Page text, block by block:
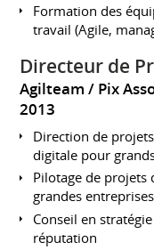
Formation des
travail (Agile,
Directeur de
Agilteam / Pix
2013
Direction de
digitale pour
Pilotage de
grandes entreprises
Conseil en
réputation